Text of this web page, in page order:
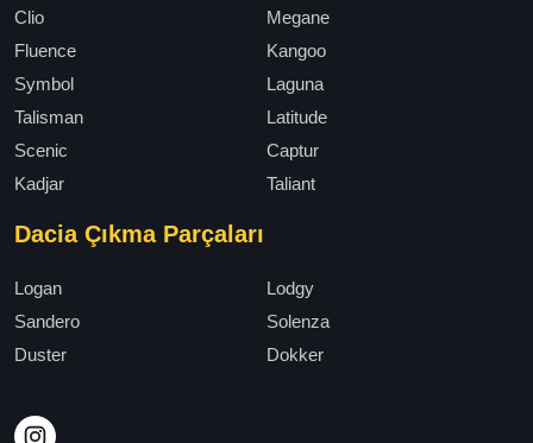
Clio
Megane
Fluence
Kangoo
Symbol
Laguna
Talisman
Latitude
Scenic
Captur
Kadjar
Taliant
Dacia Çıkma Parçaları
Logan
Lodgy
Sandero
Solenza
Duster
Dokker